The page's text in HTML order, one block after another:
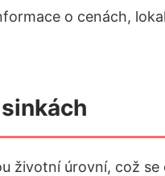
o cenách,
životní úrovní, což se